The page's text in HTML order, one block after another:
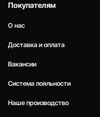
Покупателям
О нас
Доставка и оплата
Вакансии
Система лояльности
Наше производство